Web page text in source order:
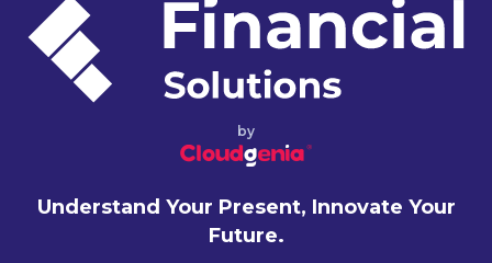
by
Understand Your Present, Innovate Your
Future.